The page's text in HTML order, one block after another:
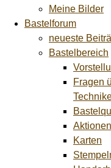
Meine Bilder
Bastelforum
neueste
Bastelbereich
Fragen
Karten